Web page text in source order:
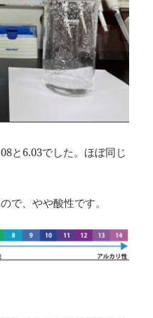
と6.03でした。ほぼ同じ
で、やや酸性です。